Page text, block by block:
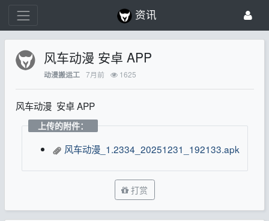
资讯
风车动漫 安卓 APP
动漫搬运工 7月前 1625
风车动漫 安卓 APP
上传的附件：
风车动漫_1.2334_20251231_192133.apk
打赏